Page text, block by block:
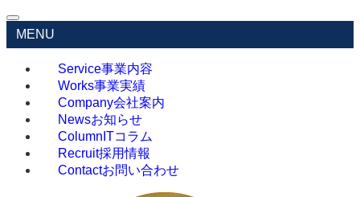
MENU
Service事業内容
Works事業実績
Company会社案内
Newsお知らせ
Column ITコラム
Recruit採用情報
Contactお問い合わせ